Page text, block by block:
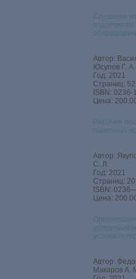
Создание
подземного
Автор:
Юсупов Г. А.
Год: 2021
Страниц: 52
ISBN: 0236-
Цена:
Рабочее
полезных
Автор:
С. Л.
Год: 2021
Страниц: 20
ISBN:
Цена:
условиях
Автор:
Макаров А.